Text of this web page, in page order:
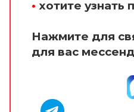
• хотите узнать
Нажмите для
для вас